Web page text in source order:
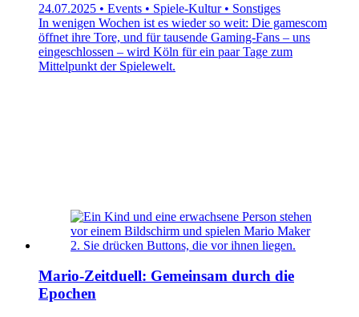
24.07.2025 • Events • Spiele-Kultur • Sonstiges
In wenigen Wochen ist es wieder so weit: Die gamescom
öffnet ihre Tore, und für tausende Gaming-Fans – uns
eingeschlossen – wird Köln für ein paar Tage zum
Mittelpunkt der Spielewelt.
Mario-Zeitduell: Gemeinsam durch die
Epochen